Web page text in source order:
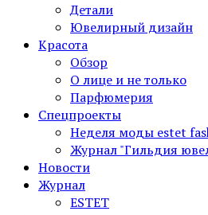
Детали
Ювелирный дизайн
Красота
Обзор
О лице и не только
Парфюмерия
Спецпроекты
Неделя моды estet
Журнал "Гильдия
Новости
Журнал
ESTET